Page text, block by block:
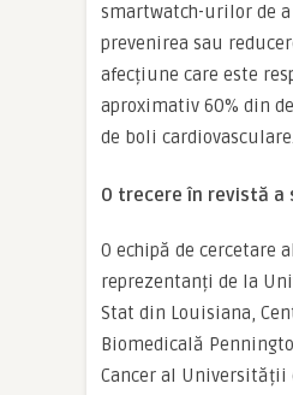
smartwatch-urilor de
prevenirea sau
afecțiune care este
aproximativ 60% din
de boli cardiovasculare.
O trecere în revistă a
O echipă de cercetare
reprezentanți de la
Stat din Louisiana,
Biomedicală
Cancer al Universității